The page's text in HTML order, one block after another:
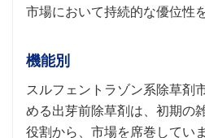
市場において持続的な優位性
機能別
スルフェントラゾン系除草剤
める出芽前除草剤は、初期の
役割から、市場を席巻してい